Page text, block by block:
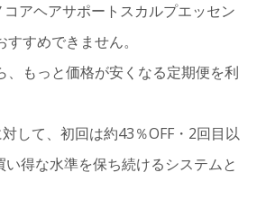
アヘアサポートスカルプエッセン
すめできません。
、もっと価格が安くなる定期便を利
して、初回は約43％OFF・2回目以
い得な水準を保ち続けるシステムと